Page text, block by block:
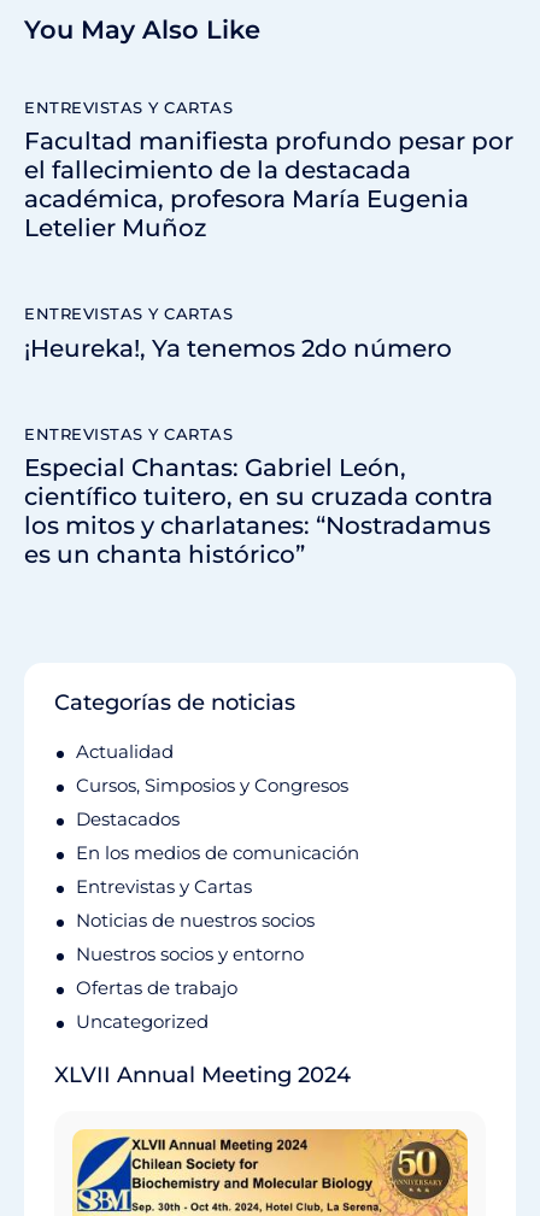
You May Also Like
ENTREVISTAS Y CARTAS
Facultad manifiesta profundo pesar por
el fallecimiento de la destacada
académica, profesora María Eugenia
Letelier Muñoz
ENTREVISTAS Y CARTAS
¡Heureka!, Ya tenemos 2do número
ENTREVISTAS Y CARTAS
Especial Chantas: Gabriel León,
científico tuitero, en su cruzada contra
los mitos y charlatanes: “Nostradamus
es un chanta histórico”
Categorías de noticias
Actualidad
Cursos, Simposios y Congresos
Destacados
En los medios de comunicación
Entrevistas y Cartas
Noticias de nuestros socios
Nuestros socios y entorno
Ofertas de trabajo
Uncategorized
XLVII Annual Meeting 2024